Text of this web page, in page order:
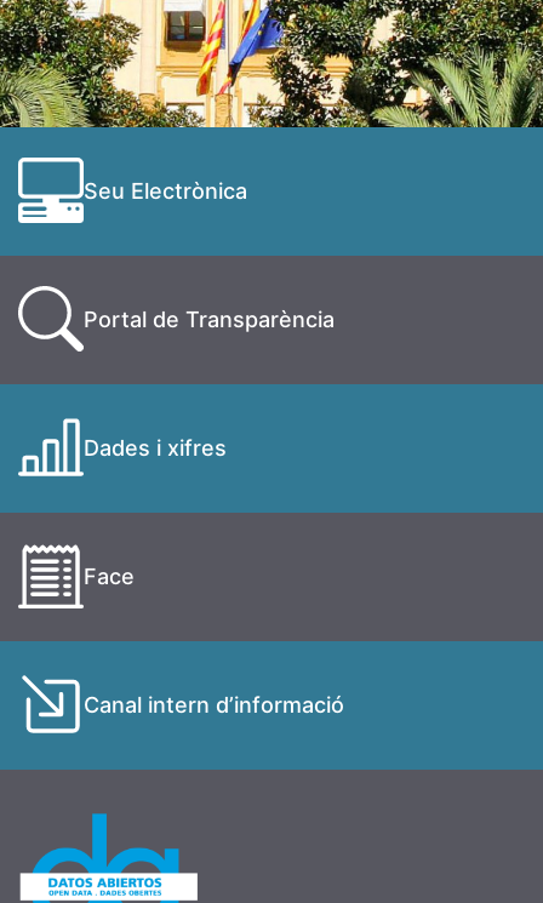
Seu Electrònica
Portal de Transparència
Dades i xifres
Face
Canal intern d’informació